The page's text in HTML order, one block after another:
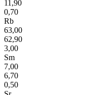
11,90
0,70
Rb
63,00
62,90
3,00
Sm
7,00
6,70
0,50